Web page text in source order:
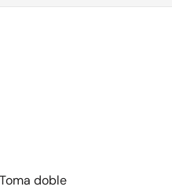
Toma doble